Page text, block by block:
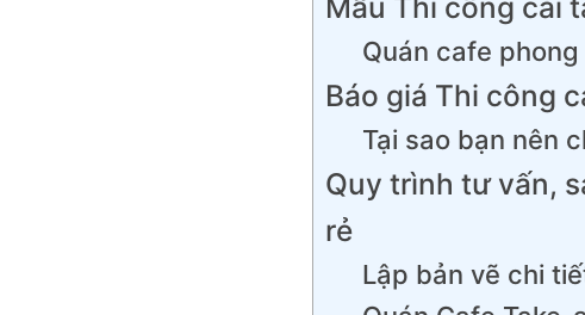
Quán cafe
Báo giá Thi công
Tại sao bạn nên
Quy trình tư vấn,
rẻ
Lập bản vẽ chi